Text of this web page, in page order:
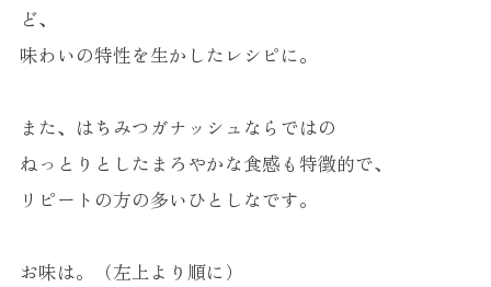
ど、
味わいの特性を生かしたレシピに。
また、はちみつガナッシュならではの
ねっとりとしたまろやかな食感も特徴的で、
リピートの方の多いひとしなです。
お味は。（左上より順に）